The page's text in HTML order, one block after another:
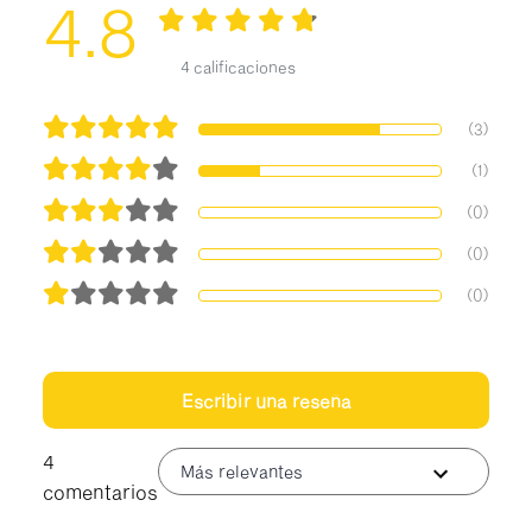
4.8 4 calificaciones
(3)
(1)
(0)
(0)
(0)
Escribir una reseña
4
comentarios
Más relevantes